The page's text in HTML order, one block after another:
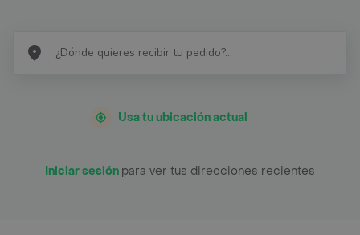
Usa tu ubicación actual
Iniciar sesión para ver tus direcciones recientes